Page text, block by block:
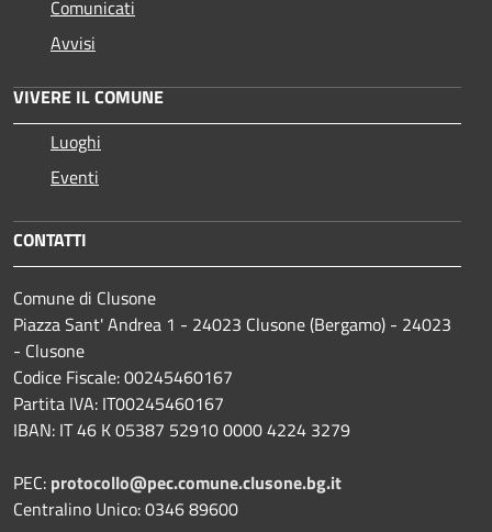
Comunicati
Avvisi
VIVERE IL COMUNE
Luoghi
Eventi
CONTATTI
Comune di Clusone
Piazza Sant' Andrea 1 - 24023 Clusone (Bergamo) - 24023
- Clusone
Codice Fiscale: 00245460167
Partita IVA: IT00245460167
IBAN: IT 46 K 05387 52910 0000 4224 3279
PEC: protocollo@pec.comune.clusone.bg.it
Centralino Unico: 0346 89600